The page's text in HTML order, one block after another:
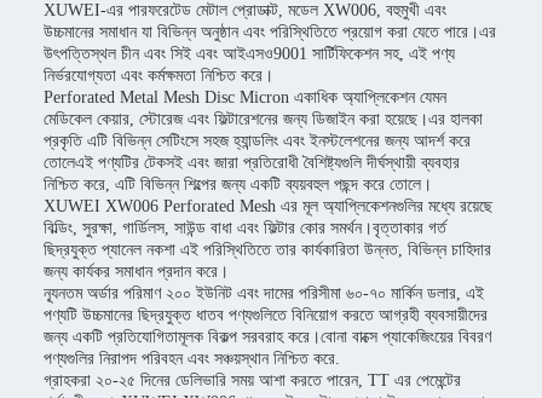
XUWEI-এর পারফরেটেড মেটাল প্রোডাক্ট, মডেল XW006, বহুমুখী এবং
উচ্চমানের সমাধান যা বিভিন্ন অনুষ্ঠান এবং পরিস্থিতিতে প্রয়োগ করা যেতে পারে।এর
উৎপত্তিস্থল চীন এবং সিই এবং আইএসও9001 সার্টিফিকেশন সহ, এই পণ্য
নির্ভরযোগ্যতা এবং কর্মক্ষমতা নিশ্চিত করে।
Perforated Metal Mesh Disc Micron একাধিক অ্যাপ্লিকেশন যেমন
মেডিকেল কেয়ার, স্টোরেজ এবং ফিল্টারেশনের জন্য ডিজাইন করা হয়েছে।এর হালকা
প্রকৃতি এটি বিভিন্ন সেটিংসে সহজ হ্যান্ডলিং এবং ইনস্টলেশনের জন্য আদর্শ করে
তোলেএই পণ্যটির টেকসই এবং জারা প্রতিরোধী বৈশিষ্ট্যগুলি দীর্ঘস্থায়ী ব্যবহার
নিশ্চিত করে, এটি বিভিন্ন শিল্পের জন্য একটি ব্যয়বহুল পছন্দ করে তোলে।
XUWEI XW006 Perforated Mesh এর মূল অ্যাপ্লিকেশনগুলির মধ্যে রয়েছে
বিল্ডিং, সুরক্ষা, গার্ডিলস, সাউন্ড বাধা এবং ফিল্টার কোর সমর্থন।বৃত্তাকার গর্ত
ছিদ্রযুক্ত প্যানেল নকশা এই পরিস্থিতিতে তার কার্যকারিতা উন্নত, বিভিন্ন চাহিদার
জন্য কার্যকর সমাধান প্রদান করে।
ন্যূনতম অর্ডার পরিমাণ ২০০ ইউনিট এবং দামের পরিসীমা ৬০-৭০ মার্কিন ডলার, এই
পণ্যটি উচ্চমানের ছিদ্রযুক্ত ধাতব পণ্যগুলিতে বিনিয়োগ করতে আগ্রহী ব্যবসায়ীদের
জন্য একটি প্রতিযোগিতামূলক বিকল্প সরবরাহ করে।বোনা বাক্সে প্যাকেজিংয়ের বিবরণ
পণ্যগুলির নিরাপদ পরিবহন এবং সঞ্চয়স্থান নিশ্চিত করে.
গ্রাহকরা ২০-২৫ দিনের ডেলিভারি সময় আশা করতে পারেন, TT এর পেমেন্টের